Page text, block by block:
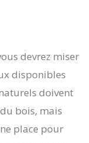
devrez miser
disponibles
doivent
bois, mais
place pour